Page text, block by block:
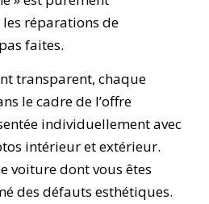
réparations de
faites.
transparent, chaque
le cadre de l’offre
individuellement avec
intérieur et extérieur.
voiture dont vous êtes
des défauts esthétiques.